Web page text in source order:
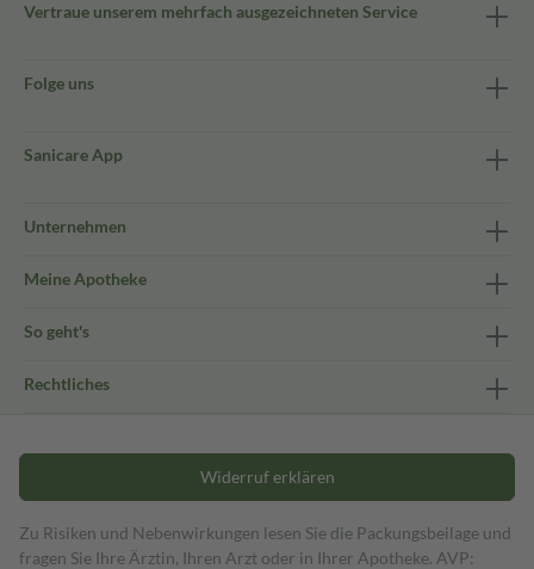
Vertraue unserem mehrfach ausgezeichneten Service
Folge uns
Sanicare App
Unternehmen
Meine Apotheke
So geht's
Rechtliches
Widerruf erklären
Zu Risiken und Nebenwirkungen lesen Sie die Packungsbeilage und
fragen Sie Ihre Ärztin, Ihren Arzt oder in Ihrer Apotheke. AVP: